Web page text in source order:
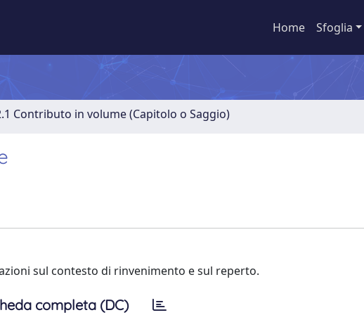
Home Sfoglia
Contributo in volume (Capitolo o Saggio)
sul contesto di rinvenimento e sul reperto.
completa (DC)